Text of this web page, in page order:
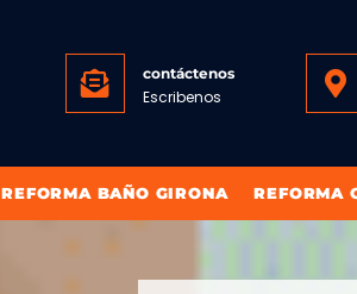
contáctenos
Escribenos
REFORMA BAÑO GIRONA REFORMA